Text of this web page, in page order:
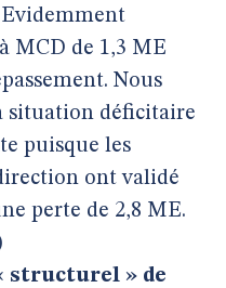
Evidemment
MCD de 1,3 ME
Nous
situation déficitaire
puisque les
ont validé
perte de 2,8 ME.
structurel » de